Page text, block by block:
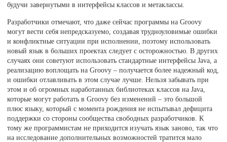
будучи завернутыми в интерфейсы классов и метаклассы.
Разработчики отмечают, что даже сейчас программы на Groovy
могут вести себя непредсказуемо, создавая трудноуловимые ошибки
и конфликтные ситуации при исполнении, поэтому использовать
новый язык в больших проектах следует с осторожностью. В других
случаях они советуют использовать стандартные интерфейсы Java, а
реализацию воплощать на Groovy – получается более надежный код,
и ошибки отлавливать в этом случае лучше. Нельзя забывать при
этом и об огромных наработанных библиотеках классов на Java,
которые могут работать в Groovy без изменений – это большой
плюс языку, который с момента рождения не испытывал дефицита
поддержки со стороны сообщества свободных разработчиков. К
тому же программистам не приходится изучать язык заново, так что
на исследование дополнительных возможностей тратится мало